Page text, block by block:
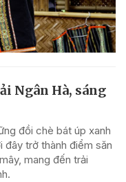
Ngân Hà, sáng
đồi chè bát úp xanh
đây trở thành điểm săn
mang đến trải